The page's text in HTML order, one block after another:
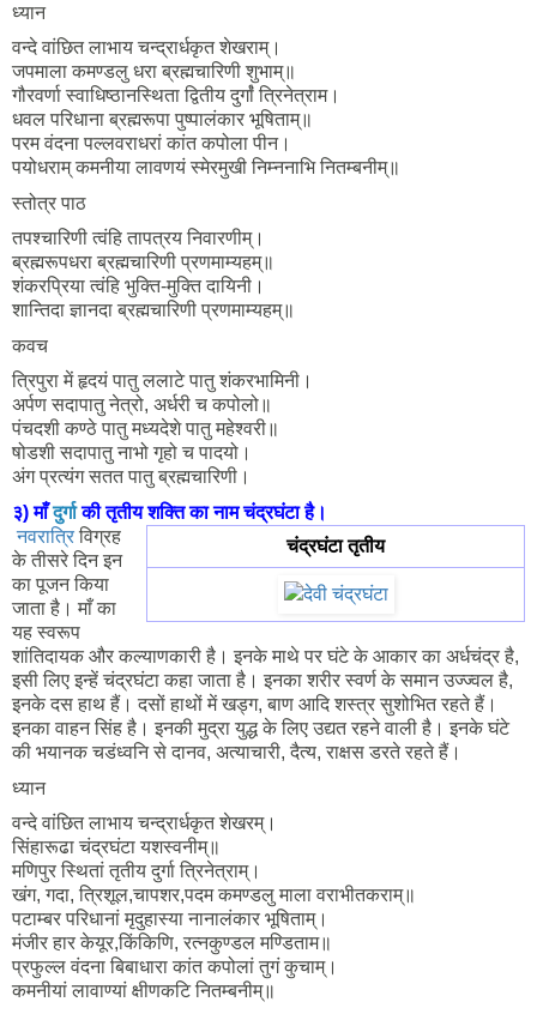
ध्यान
वन्दे वांछित लाभाय चन्द्रार्धकृत शेखराम्।
जपमाला कमण्डलु धरा ब्रह्मचारिणी शुभाम्॥
गौरवर्णा स्वाधिष्ठानस्थिता द्वितीय दुर्गांं त्रिनेत्राम।
धवल परिधाना ब्रह्मरूपा पुष्पालंकार भूषिताम्॥
परम वंदना पल्लवराधरां कांत कपोला पीन।
पयोधराम् कमनीया लावणयं स्मेरमुखी निम्ननाभि नितम्बनीम्॥
स्तोत्र पाठ
तपश्चारिणी त्वंहि तापत्रय निवारणीम्।
ब्रह्मरूपधरा ब्रह्मचारिणी प्रणमाम्यहम्॥
शंकरप्रिया त्वंहि भुक्ति-मुक्ति दायिनी।
शान्तिदा ज्ञानदा ब्रह्मचारिणी प्रणमाम्यहम्॥
कवच
त्रिपुरा में हृदयं पातु ललाटे पातु शंकरभामिनी।
अर्पण सदापातु नेत्रो, अर्धरी च कपोलो॥
पंचदशी कण्ठे पातु मध्यदेशे पातु महेश्वरी॥
षोडशी सदापातु नाभो गृहो च पादयो।
अंग प्रत्यंग सतत पातु ब्रह्मचारिणी।
३) माँदुर्गाकी तृतीय शक्ति का नाम चंद्रघंटा है।
चंद्रघंटा तृतीय
नवरात्रिविग्रह
के तीसरे दिन इन
का पूजन किया
जाता है। माँ का
यह स्वरूप
शांतिदायक और कल्याणकारी है। इनके माथे पर घंटे के आकार का अर्धचंद्र है,
इसी लिए इन्हें चंद्रघंटा कहा जाता है। इनका शरीर स्वर्ण के समान उज्ज्वल है,
इनके दस हाथ हैं। दसों हाथों में खड्ग, बाण आदि शस्त्र सुशोभित रहते हैं।
इनका वाहन सिंह है। इनकी मुद्रा युद्ध के लिए उद्यत रहने वाली है। इनके घंटे
की भयानक चडंध्वनि से दानव, अत्याचारी, दैत्य, राक्षस डरते रहते हैं।
ध्यान
वन्दे वांछित लाभाय चन्द्रार्धकृत शेखरम्।
सिंहारूढा चंद्रघंटा यशस्वनीम्॥
मणिपुर स्थितां तृतीय दुर्गा त्रिनेत्राम्।
खंग, गदा, त्रिशूल,चापशर,पदम कमण्डलु माला वराभीतकराम्॥
पटाम्बर परिधानां मृदुहास्या नानालंकार भूषिताम्।
मंजीर हार केयूर,किंकिणि, रत्नकुण्डल मण्डिताम॥
प्रफुल्ल वंदना बिबाधारा कांत कपोलां तुगं कुचाम्।
कमनीयां लावाण्यां क्षीणकटि नितम्बनीम्॥